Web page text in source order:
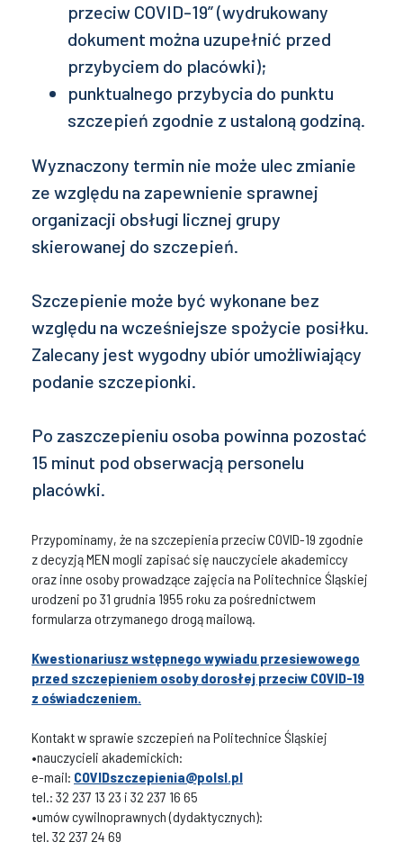
przeciw COVID-19” (wydrukowany
dokument można uzupełnić przed
przybyciem do placówki);
punktualnego przybycia do punktu
szczepień zgodnie z ustaloną godziną.
Wyznaczony termin nie może ulec zmianie
ze względu na zapewnienie sprawnej
organizacji obsługi licznej grupy
skierowanej do szczepień.
Szczepienie może być wykonane bez
względu na wcześniejsze spożycie posiłku.
Zalecany jest wygodny ubiór umożliwiający
podanie szczepionki.
Po zaszczepieniu osoba powinna pozostać
15 minut pod obserwacją personelu
placówki.
Przypominamy, że na szczepienia przeciw COVID-19 zgodnie
z decyzją MEN mogli zapisać się nauczyciele akademiccy
oraz inne osoby prowadzące zajęcia na Politechnice Śląskiej
urodzeni po 31 grudnia 1955 roku za pośrednictwem
formularza otrzymanego drogą mailową.
Kwestionariusz wstępnego wywiadu przesiewowego
przed szczepieniem osoby dorosłej przeciw COVID-19
z oświadczeniem.
Kontakt w sprawie szczepień na Politechnice Śląskiej
•nauczycieli akademickich:
e-mail: COVIDszczepienia@polsl.pl
tel.: 32 237 13 23 i 32 237 16 65
•umów cywilnoprawnych (dydaktycznych):
tel. 32 237 24 69